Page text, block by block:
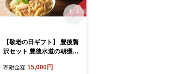
【敬老の日ギフト】 豊後贅
沢セット 豊後水道の朝獲れ
めし5食 ≪9月21日お届け≫
寄附金額 15,000円